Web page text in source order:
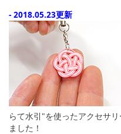
- 2018.05.23更新
らて水引"を使ったアクセサ
ました！